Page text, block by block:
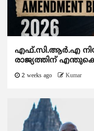
എഫ്.സി.ആര്‍.എ
രാജ്യത്തിന്
2 weeks ago Kumar